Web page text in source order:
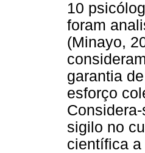
10
foram
(Minayo,
garantia
esforço
sigilo no
científica a